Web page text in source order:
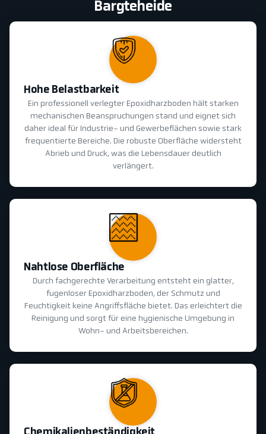
Bargteheide
Hohe Belastbarkeit
Ein professionell verlegter Epoxidharzboden hält starken
mechanischen Beanspruchungen stand und eignet sich
daher ideal für Industrie- und Gewerbeflächen sowie stark
frequentierte Bereiche. Die robuste Oberfläche widersteht
Abrieb und Druck, was die Lebensdauer deutlich
verlängert.
Nahtlose Oberfläche
Durch fachgerechte Verarbeitung entsteht ein glatter,
fugenloser Epoxidharzboden, der Schmutz und
Feuchtigkeit keine Angriffsfläche bietet. Das erleichtert die
Reinigung und sorgt für eine hygienische Umgebung in
Wohn- und Arbeitsbereichen.